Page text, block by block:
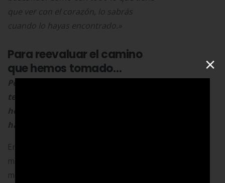
que ver con el corazón, lo sabrás
cuando lo hayas encontrado.»
Para reevaluar el camino
que hemos tomado…
Por la mañana cuando te levantes y
te mires en el espejo pregúntate «si
hoy fuera mi último día ¿me gustaría
hacer lo que estoy haciendo?»
En otras palabras, Jobs nos invita a
mirarnos al espejo y pensar en nuestra
mortalidad, como ese hecho inamovible
×